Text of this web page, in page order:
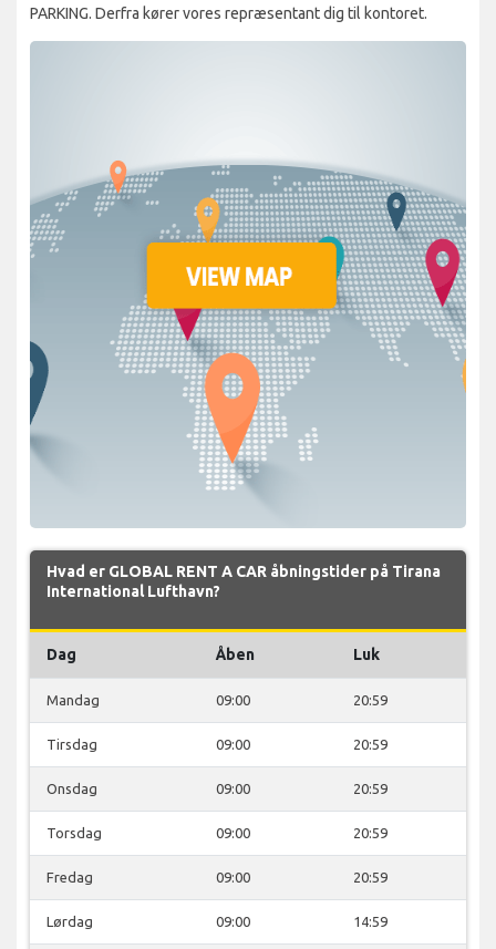
PARKING. Derfra kører vores repræsentant dig til kontoret.
Hvad er GLOBAL RENT A CAR åbningstider på Tirana
International Lufthavn?
Dag Åben Luk
Mandag 09:00 20:59
Tirsdag 09:00 20:59
Onsdag 09:00 20:59
Torsdag 09:00 20:59
Fredag 09:00 20:59
Lørdag 09:00 14:59